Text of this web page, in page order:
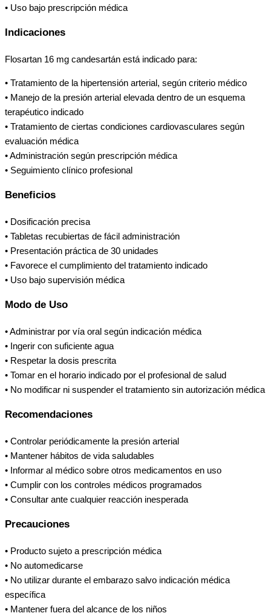
• Uso bajo prescripción médica
Indicaciones
Flosartan 16 mg candesartán está indicado para:
• Tratamiento de la hipertensión arterial, según criterio médico
• Manejo de la presión arterial elevada dentro de un esquema
terapéutico indicado
• Tratamiento de ciertas condiciones cardiovasculares según
evaluación médica
• Administración según prescripción médica
• Seguimiento clínico profesional
Beneficios
• Dosificación precisa
• Tabletas recubiertas de fácil administración
• Presentación práctica de 30 unidades
• Favorece el cumplimiento del tratamiento indicado
• Uso bajo supervisión médica
Modo de Uso
• Administrar por vía oral según indicación médica
• Ingerir con suficiente agua
• Respetar la dosis prescrita
• Tomar en el horario indicado por el profesional de salud
• No modificar ni suspender el tratamiento sin autorización médica
Recomendaciones
• Controlar periódicamente la presión arterial
• Mantener hábitos de vida saludables
• Informar al médico sobre otros medicamentos en uso
• Cumplir con los controles médicos programados
• Consultar ante cualquier reacción inesperada
Precauciones
• Producto sujeto a prescripción médica
• No automedicarse
• No utilizar durante el embarazo salvo indicación médica
específica
• Mantener fuera del alcance de los niños